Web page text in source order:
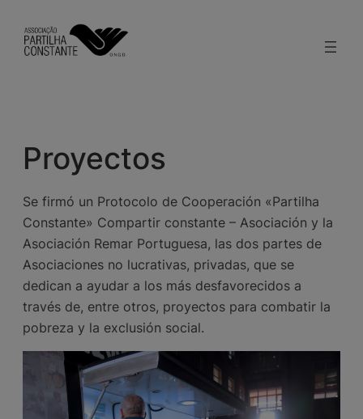
contenido
Proyectos
Se firmó un Protocolo de Cooperación «Partilha
Constante» Compartir constante – Asociación y la
Asociación Remar Portuguesa, las dos partes de
Asociaciones no lucrativas, privadas, que se
dedican a ayudar a los más desfavorecidos a
través de, entre otros, proyectos para combatir la
pobreza y la exclusión social.